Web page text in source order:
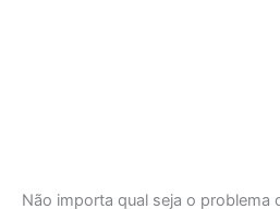
Não importa qual seja o problema